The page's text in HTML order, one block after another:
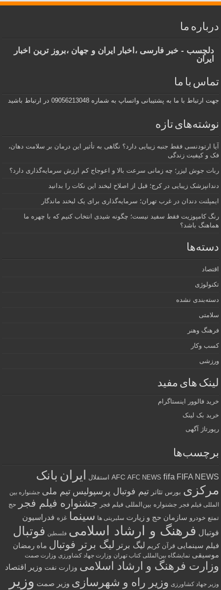
ما
- خبر فارسی ،اخبار ایران و جهان ،بروز ترین اخبار
با ما
با ما به پشتیبانی واتساپ به شماره 09056213048 در ارتباط باشید
تازه
ارتودنسی فقط جنبه زیبایی دارد؟ نگاهی به تأثیر این درمان بر سلامت دهان،
و کیفیت زندگی
جوش لیزر؛ چه زمانی سرعت بالا و اعوجاج کم ارزش سرمایه‌گذاری دارد؟
زیبایی در کرج؛ قبل از اصلاح لبخند این نکات را بدانید
دندان در غرب تهران؛ سرمایه‌گذاری برای یک لبخند ماندگار
کامپوزیت فقط سفید نیست؛ چگونه شیدی انتخاب کنیم که با چهره ما
باشد؟
نشده
وهنر
وکار
های مفید
فالوور اینستاگرام
بک لینک
آگهی
AFC AFC NEWS fifa FIFA استقلال ایران بانک
بورس تئاتر تیم فوتبال پرسپولیس تیم ملی جشنواره بین
فیلم فجر جشنواره بین‌المللی فیلم فجر جشنواره فیلم فجر حج
خودرو سازمان حج و زیارت سلبریتی ها سینما غزه فدراسیون
فرهنگ و ارشاد اسلامی فلسطین فوتبال
سینمایی قرآن کریم لیگ برتر لیگ برتر فوتبال ماه رمضان
نمایشگاه بین‌المللی کتاب تهران وزارت جهاد کشاورزی وزارت صمت
فرهنگ و ارشاد اسلامی وزارت نفت وزیر اقتصاد
جهاد کشاورزی وزیر راه و شهرسازی وزیر صمت وزیر